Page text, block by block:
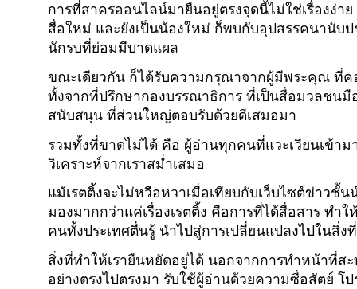
การที่สาครออนไลน์มายืนอยู่ตรงจุดนี้ไม่ใช่เรื่องง่าย
สื่อใหม่ และยังเป็นน้องใหม่ ก็พบกับอุปสรรคนานับป
นักรบที่ย่อมมีบาดแผล
ขณะเดียวกัน ก็ได้รับความกรุณาจากผู้มีพระคุณ ที่ค
ทั้งจากที่ปรึกษากองบรรณาธิการ ที่เป็นสื่อมวลชนมื
สนับสนุน ที่ส่วนใหญ่ตอบรับด้วยดีเสมอมา
รวมทั้งที่ขาดไม่ได้ คือ ผู้อ่านทุกคนที่แวะเวียนเข้า
วิเคราะห์จากเราสม่ำเสมอ
แม้เรตติ้งจะไม่หวือหวาเมื่อเทียบกับเว็บไซต์ข่าวชั้
มองมากกว่าแค่เรื่องเรตติ้ง คือการที่ได้สื่อสาร ทำ
คนทั้งประเทศตื่นรู้ นำไปสู่การเปลี่ยนแปลงไปในสิ่
สิ่งที่ทำให้เรายืนหยัดอยู่ได้ นอกจากการทำหน้าที่ส
อย่างตรงไปตรงมา รับใช้ผู้อ่านด้วยความซื่อสัตย์ โป